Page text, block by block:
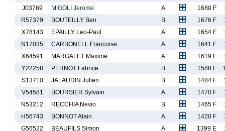
J03769
MIGOLI Jerome A 1680 F
R57379
BOUTEILLY Ben B 1676 F
X78143
EPAILLY Leo-Paul A 1654 F
N17035
CARBONELL Francoise A 1641 F
X64591
MARGALET Maxime A 1619 F
Y22258
PERNOT Fabrice B 1588 F
S13710
JALAUDIN Julien B 1484 F
V54581
BOURSIER Sylvain A 1470 F
N53212
RECCHIA Nevio B 1465 F
H56743
BONNOT Alain A 1420 F
G56522
BEAUFILS Simon A 1399 E